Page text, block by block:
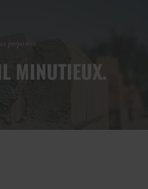
proposons
MINUTIEUX.